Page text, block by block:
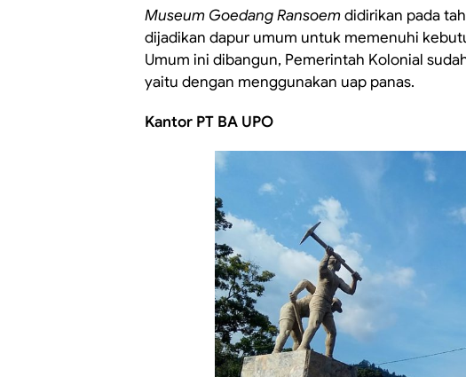
Museum Goedang Ransoemdidirikan pada
dijadikan dapur umum untuk memenuhi
Umum ini dibangun, Pemerintah Kolonial
yaitu dengan menggunakan uap panas.
Kantor PT BA UPO